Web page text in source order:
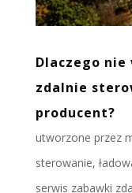
Dlaczego nie
zdalnie
producent?
utworzone przez
sterowanie,
serwis zabawki